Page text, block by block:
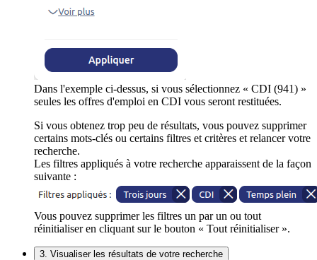
Dans l'exemple ci-dessus, si vous sélectionnez « CDI (941) »
seules les offres d'emploi en CDI vous seront restituées.
Si vous obtenez trop peu de résultats, vous pouvez supprimer
certains mots-clés ou certains filtres et critères et relancer votre
recherche.
Les filtres appliqués à votre recherche apparaissent de la façon
suivante :
Vous pouvez supprimer les filtres un par un ou tout
réinitialiser en cliquant sur le bouton « Tout réinitialiser ».
3. Visualiser les résultats de votre recherche